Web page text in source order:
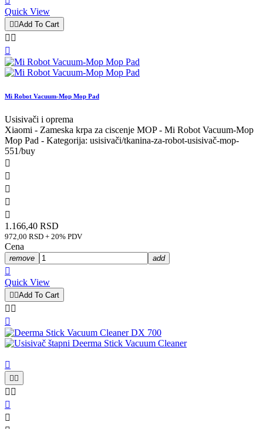
Quick View
 Add To Cart
 

Mi Robot Vacuum-Mop Mop Pad
Usisivači i oprema
Xiaomi - Zameska krpa za ciscenje MOP - Mi Robot Vacuum-Mop
Mop Pad - Kategorija: usisivači/tkanina-za-robot-usisivač-mop-
551/buy





1.166,40 RSD
972,00 RSD + 20% PDV
Cena
remove add

Quick View
 Add To Cart
 


 
 

